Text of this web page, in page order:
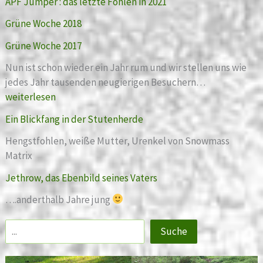
Grüne Woche 2018
Grüne Woche 2017
Nun ist schon wieder ein Jahr rum und wir stellen uns wie
jedes Jahr tausenden neugierigen Besuchern…
r
e
o
2
1
weiterlesen
Ein Blickfang in der Stutenherde
Hengstfohlen, weiße Mutter, Urenkel von Snowmass
Matrix
Jethrow, das Ebenbild seines Vaters
….anderthalb Jahre jung
Suche